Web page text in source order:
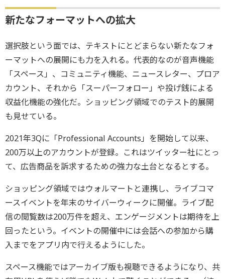
新たなフォーマットへの拡大
選択肢という面では、テキストにとどまらない新たなフォ
ーマットへの展開にも力を入れる。代表的なのが音声機能
「スペース」、コミュニティ機能、ニュースレター、プロア
カウント、それから「スーパーフォロー」や投げ銭による
収益化機能の強化だ。ショッピング領域でのテスト的展開
も見せている。
2021年3Qに「Professional Accounts」を開始して以来、
200万以上のアカウントが登録。これはツイッター社にとっ
て、広告商品を訴求するための強力な土台となるとする。
ショッピング領域ではウォルマートと連携し、ライブコマ
ースイベントを年末のサイバーウィークに開催。ライブ配
信の閲覧数は200万件を超え、エンゲージメントは期待を上
回ったという。イベントの開催中には会話への参加から購
入までをアプリ内で行えるようにした。
スペース機能ではアーカイブ版も視聴できるようになり、共